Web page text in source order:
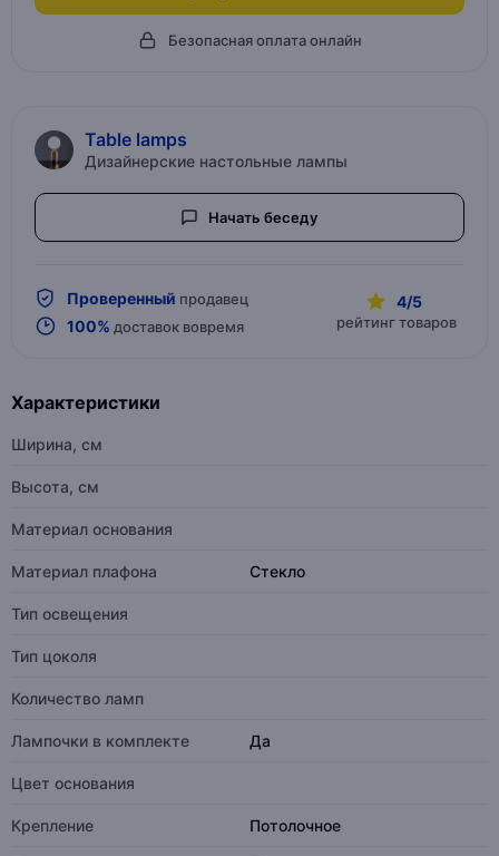
Безопасная оплата онлайн
Table lamps
Дизайнерские настольные лампы
Начать беседу
Проверенный продавец
100% доставок вовремя
4/5
рейтинг товаров
Характеристики
Ширина, см
Высота, см
Материал основания
Материал плафона Стекло
Тип освещения
Тип цоколя
Количество ламп
Лампочки в комплекте Да
Цвет основания
Крепление Потолочное